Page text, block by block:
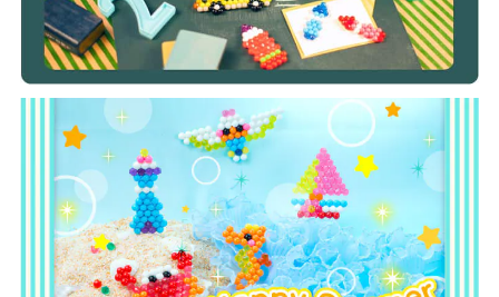
Til forældre
Her kandet købes